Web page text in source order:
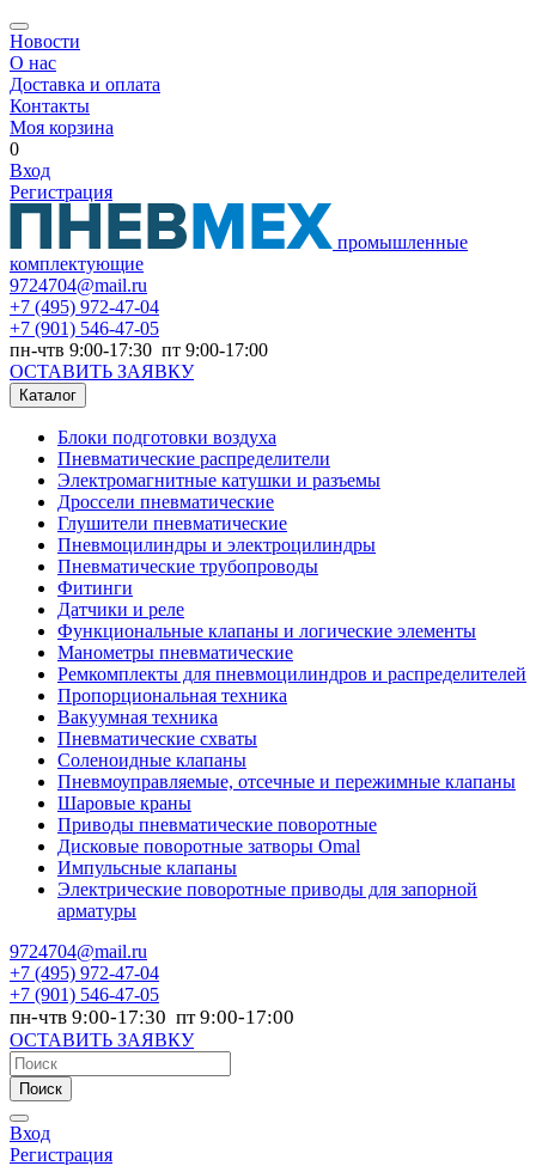
Новости
О нас
Доставка и оплата
Контакты
Моя корзина
0
Вход
Регистрация
промышленные
комплектующие
9724704@mail.ru
+7 (495) 972-47-04
+7 (901) 546-47-05
пн-чтв 9:00-17:30 пт 9:00-17:00
ОСТАВИТЬ ЗАЯВКУ
Каталог
Блоки подготовки воздуха
Пневматические распределители
Электромагнитные катушки и разъемы
Дроссели пневматические
Глушители пневматические
Пневмоцилиндры и электроцилиндры
Пневматические трубопроводы
Фитинги
Датчики и реле
Функциональные клапаны и логические элементы
Манометры пневматические
Ремкомплекты для пневмоцилиндров и распределителей
Пропорциональная техника
Вакуумная техника
Пневматические схваты
Соленоидные клапаны
Пневмоуправляемые, отсечные и пережимные клапаны
Шаровые краны
Приводы пневматические поворотные
Дисковые поворотные затворы Omal
Импульсные клапаны
Электрические поворотные приводы для запорной
арматуры
9724704@mail.ru
+7 (495) 972-47-04
+7 (901) 546-47-05
пн-чтв 9:00-17:30 пт 9:00-17:00
ОСТАВИТЬ ЗАЯВКУ
Поиск
Вход
Регистрация